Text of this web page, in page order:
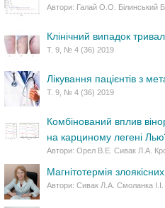
Автори: Галай О.О. Білинський
Клінічний випадок
Т. 9, № 4 (36) 2019
Лікування пацієнтів з
Т. 9, № 4 (36) 2019
Комбінований вплив
на карциному легені
Автори: Орел В.Е. Сивак Л.А.
Магнітотермія
Автори: Сивак Л.А. Смоланка